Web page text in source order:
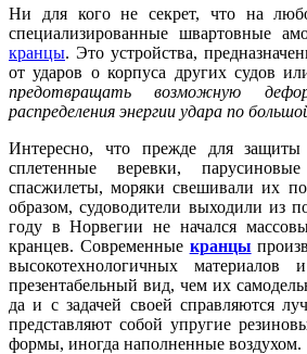
Ни для кого не секрет, что на
специализированные швартовные
кранцы. Это устройства,
от ударов о корпуса других судов
предотвращать возможную
распределения энергии удара по
Интересно, что прежде для защиты
сплетенные веревки,
спасжилеты, моряки свешивали их
образом, судоводители выходили из
году в Норвегии не начался
кранцев. Современные кранцы
высокотехнологичных
презентабельный вид, чем их
да и с задачей своей справляются
представляют собой упругие
формы, иногда наполненные воздухом.